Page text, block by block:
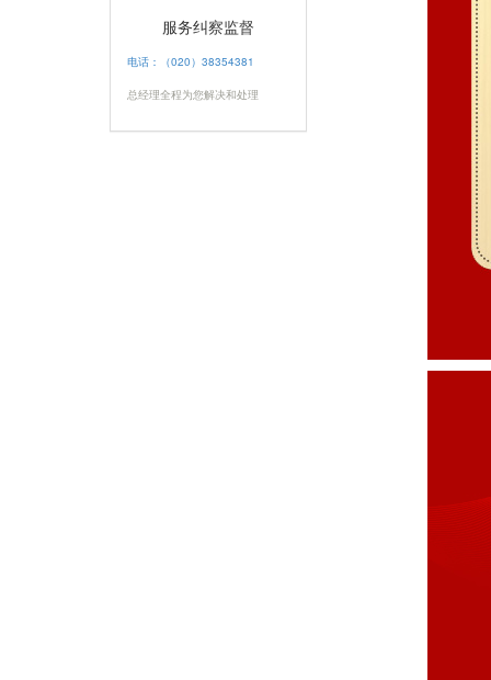
服务纠察监督
电话：（020）38354381
总经理全程为您解决和处理